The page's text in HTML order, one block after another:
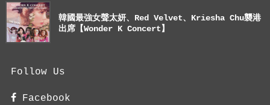
韓國最強女聲太妍、Red Velvet、Kriesha Chu襲港
出席【Wonder K Concert】
Follow Us
Facebook